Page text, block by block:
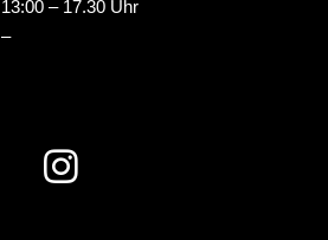
13:00 – 17.30 Uhr
–